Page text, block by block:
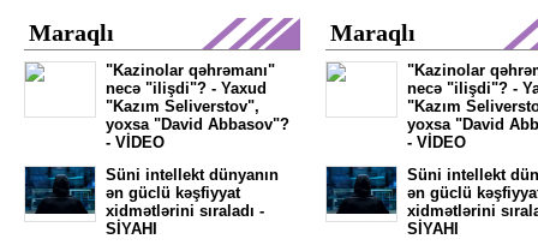
Maraqlı
"Kazinolar qəhrəmanı"
necə "ilişdi"? - Yaxud
"Kazım Seliverstov",
yoxsa "David Abbasov"?
- VİDEO
Süni intellekt dünyanın
ən güclü kəşfiyyat
xidmətlərini sıraladı -
SİYAHI
Maraqlı
"Kazinolar
necə "ilişdi"? -
"Kazım
yoxsa "David
- VİDEO
Süni intellekt
ən güclü
xidmətlərini
SİYAHI